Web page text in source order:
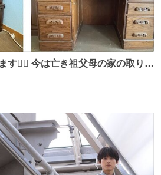
家の取り壊
処分して欲しくない食器棚と机の
が当初一
この家具達をとても大切にしてお